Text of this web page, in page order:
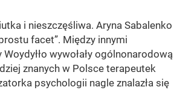
i nieszczęśliwa. Aryna Sabalenko
facet”. Między innymi
wywołały ogólnonarodową
znanych w Polsce terapeutek
psychologii nagle znalazła się